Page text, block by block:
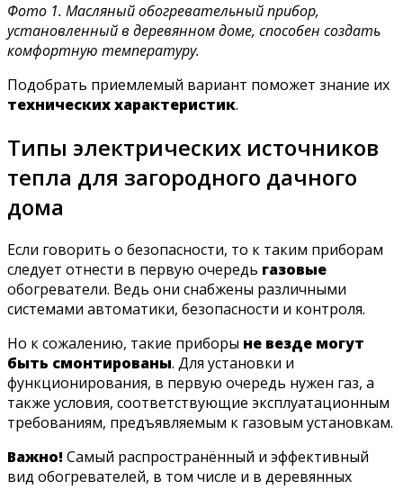
Фото 1. Масляный обогревательный прибор,
установленный в деревянном доме, способен создать
комфортную температуру.
Подобрать приемлемый вариант поможет знание их
технических характеристик.
Типы электрических источников
тепла для загородного дачного
дома
Если говорить о безопасности, то к таким приборам
следует отнести в первую очередь газовые
обогреватели. Ведь они снабжены различными
системами автоматики, безопасности и контроля.
Но к сожалению, такие приборы не везде могут
быть смонтированы. Для установки и
функционирования, в первую очередь нужен газ, а
также условия, соответствующие эксплуатационным
требованиям, предъявляемым к газовым установкам.
Важно!Самый распространённый и эффективный
вид обогревателей, в том числе и в деревянных